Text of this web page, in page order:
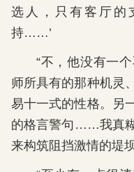
选人，只有客厅的
持……’
“不，他没有一
师所具有的那种机
易十一式的性格。另
的格言警句……我真
来构筑阻挡激情的堤